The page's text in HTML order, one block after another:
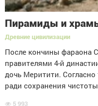
Пирамиды и
Древние цивилизации
После кончины фараона
правителями 4-й
дочь Меритити.
ради сохранения
5 993